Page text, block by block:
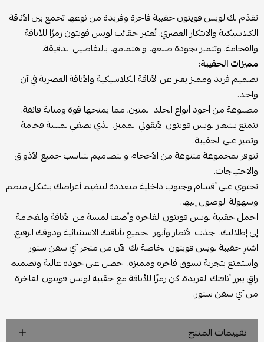
تقدّم لك لويس فويتون حقيبة فاخرة وفريدة من نوعها تجمع بين الأناقة
الكلاسيكية والابتكار العصري. تُعتبر حقائب لويس فويتون رمزًا للأناقة
والفخامة، وتتميز بجودة صنعها واهتمامها بالتفاصيل الدقيقة.
مميزات الحقيبة:
تصميم فريد ومميز يعبر عن الأناقة الكلاسيكية والأناقة العصرية في آن
واحد.
مصنوعة من أجود أنواع الجلد المتين، مما يمنحها قوة ومتانة فائقة.
تتمتع بشعار لويس فويتون الأيقوني المميز، الذي يضفي لمسة فخامة
وتميز على الحقيبة.
تتوفر بمجموعة متنوعة من الأحجام والتصاميم لتناسب جميع الأذواق
والاحتياجات.
تحتوي على أقسام وجيوب داخلية متعددة لتنظيم أغراضك بشكل منظم
وسهولة الوصول إليها.
احمل حقيبة لويس فويتون الفاخرة وأضف لمسة من الأناقة والفخامة
إلى إطلالتك. اجذب الأنظار وأبهر الجميع بأناقتك الاستثنائية وذوقك الرفيع.
اشترِ حقيبة لويس فويتون الخاصة بك الآن من متجر آي سفن ستور
واستمتع بتجربة تسوق فاخرة ومميزة. احصل على جودة عالية وتصميم
راقٍ يبرز أناقتك الفريدة. كن رمزًا للأناقة مع حقيبة لويس فويتون الفاخرة
من آي سفن ستور.
تقييمات المنتج